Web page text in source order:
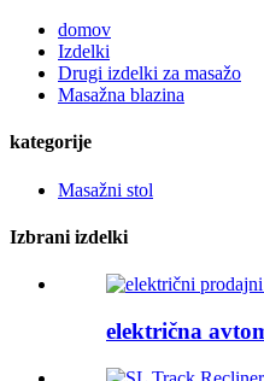
domov
Izdelki
Drugi izdelki za masažo
Masažna blazina
kategorije
Masažni stol
Izbrani izdelki
električna